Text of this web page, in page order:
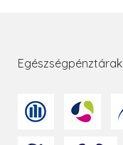
Egészségpénztárak